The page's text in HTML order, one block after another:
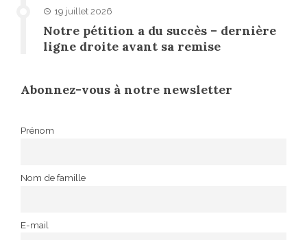
19 juillet 2026
Notre pétition a du succès – dernière
ligne droite avant sa remise
Abonnez-vous à notre newsletter
Prénom
Nom de famille
E-mail